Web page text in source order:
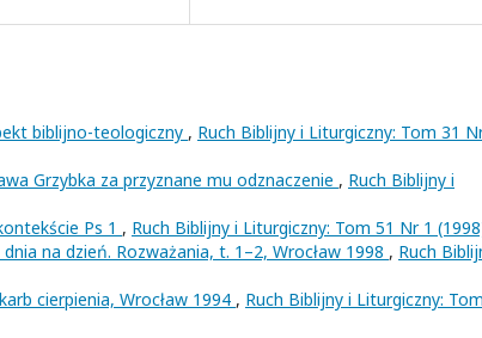
biblijno-teologiczny , Ruch Biblijny i Liturgiczny: Tom 31
Grzybka za przyznane mu odznaczenie , Ruch Biblijny i
Ps 1 , Ruch Biblijny i Liturgiczny: Tom 51 Nr 1
dnia na dzień. Rozważania, t. 1–2, Wrocław 1998 , Ruch
cierpienia, Wrocław 1994 , Ruch Biblijny i Liturgiczny: